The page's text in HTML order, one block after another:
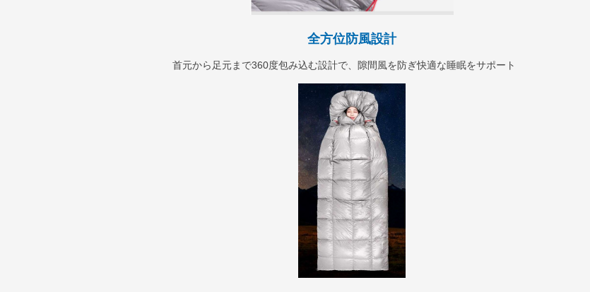
全方位防風設計
首元から足元まで360度包み込む設計で、隙間風を防ぎ快適な睡眠をサポート